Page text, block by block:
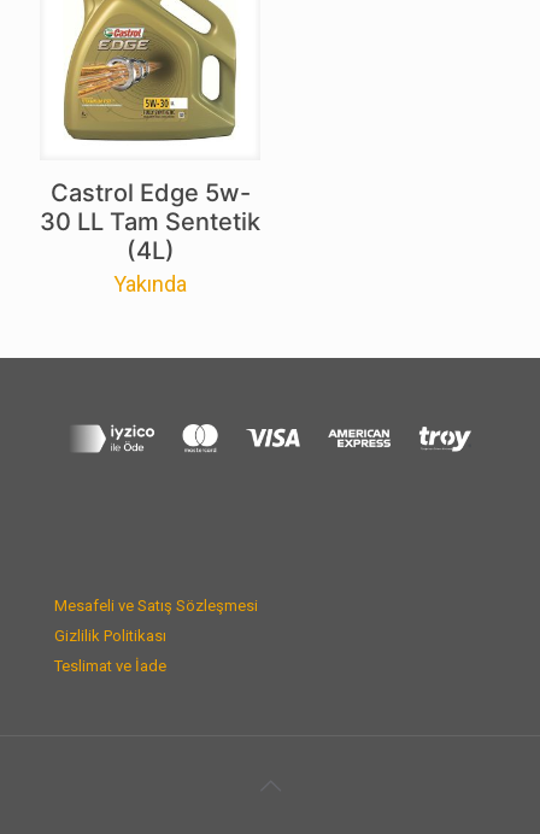
Castrol Edge 5w-
30 LL Tam Sentetik
(4L)
Yakında
Mesafeli ve Satış Sözleşmesi
Gizlilik Politikası
Teslimat ve İade